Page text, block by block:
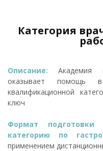
Категория
Описание:Академия
оказывает помощь
квалификационной
ключ
Формат
категорию по
применением